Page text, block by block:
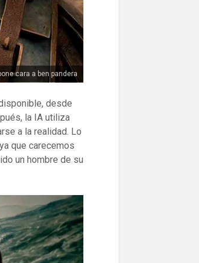
cara a ben pandera
desde
la IA utiliza
a la realidad. Lo
que carecemos
un hombre de su